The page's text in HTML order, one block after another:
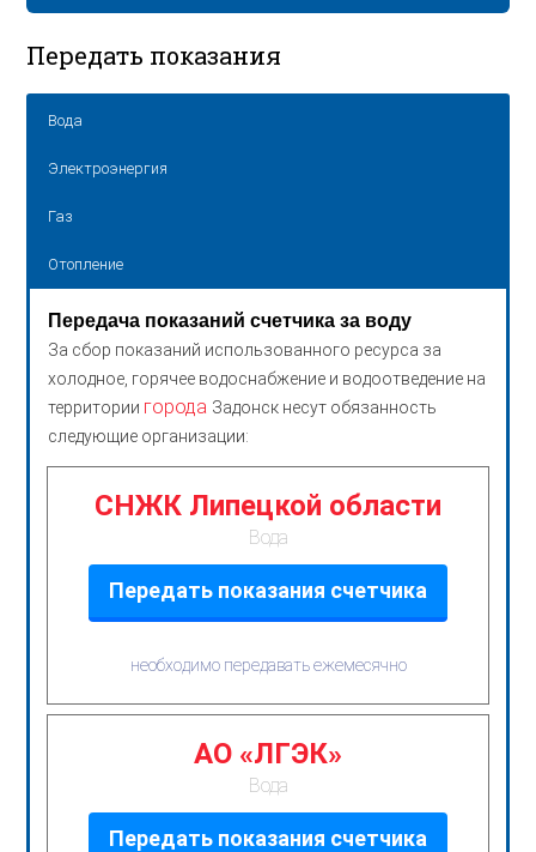
Передать показания
Вода
Электроэнергия
Газ
Отопление
Передача показаний счетчика за воду
За сбор показаний использованного ресурса за
холодное, горячее водоснабжение и водоотведение на
территории города Задонск несут обязанность
следующие организации:
СНЖК Липецкой области
Вода
Передать показания счетчика
необходимо передавать ежемесячно
АО «ЛГЭК»
Вода
Передать показания счетчика